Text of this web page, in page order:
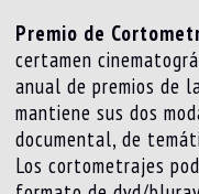
Premio de
certamen
anual de premios de
mantiene sus dos
documental, de
Los cortometrajes